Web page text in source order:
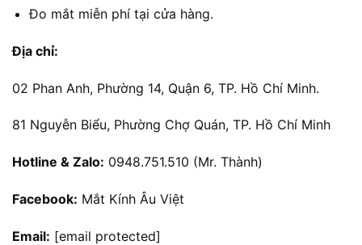
Đo mắt miễn phí tại cửa hàng.
Địa chỉ:
02 Phan Anh, Phường 14, Quận 6, TP. Hồ Chí Minh.
81 Nguyễn Biểu, Phường Chợ Quán, TP. Hồ Chí Minh
Hotline & Zalo: 0948.751.510 (Mr. Thành)
Facebook: Mắt Kính Âu Việt
Email: [email protected]